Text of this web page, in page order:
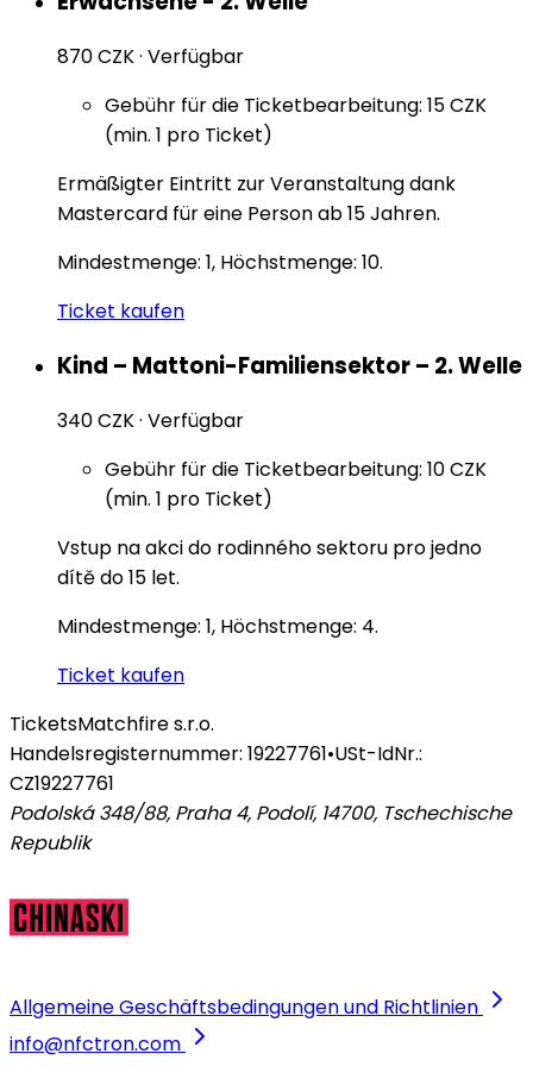
870 CZK· Verfügbar
Gebühr für die Ticketbearbeitung: 15 CZK
(min. 1 pro Ticket)
Ermäßigter Eintritt zur Veranstaltung dank
Mastercard für eine Person ab 15 Jahren.
Mindestmenge: 1, Höchstmenge: 10.
Ticket kaufen
Kind – Mattoni-Familiensektor – 2. Welle
340 CZK· Verfügbar
Gebühr für die Ticketbearbeitung: 10 CZK
(min. 1 pro Ticket)
Vstup na akci do rodinného sektoru pro jedno
dítě do 15 let.
Mindestmenge: 1, Höchstmenge: 4.
Ticket kaufen
TicketsMatchfire s.r.o.
Handelsregisternummer: 19227761•USt-IdNr.:
CZ19227761
Podolská 348/88, Praha 4, Podolí, 14700, Tschechische
Republik
Allgemeine Geschäftsbedingungen und Richtlinien
info@nfctron.com